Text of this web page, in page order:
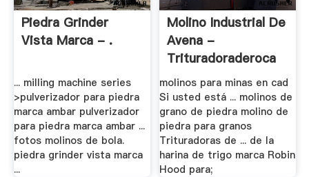
Piedra Grinder
Vista Marca - .
... milling machine series
>pulverizador para piedra
marca ambar pulverizador
para piedra marca ambar ...
fotos molinos de bola.
piedra grinder vista marca
...
Molino Industrial De
Avena -
Trituradoraderoca
molinos para minas en cad
Si usted está ... molinos de
grano de piedra molino de
piedra para granos
Trituradoras de ... de la
harina de trigo marca Robin
Hood para;